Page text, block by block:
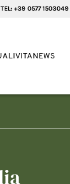
TEL: +39 0577